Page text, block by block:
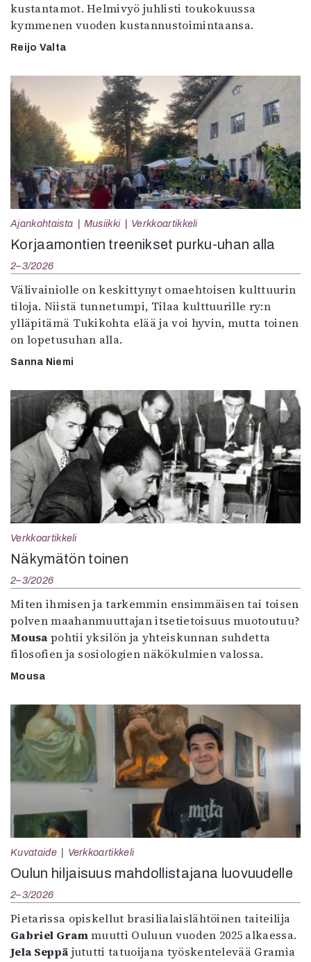
kustantamot. Helmivyö juhlisti toukokuussa
kymmenen vuoden kustannustoimintaansa.
Reijo Valta
Ajankohtaista Musiikki Verkkoartikkeli
Korjaamontien treenikset purku-uhan alla
2–3/2026
Välivainiolle on keskittynyt omaehtoisen kulttuurin
tiloja. Niistä tunnetumpi, Tilaa kulttuurille ry:n
ylläpitämä Tukikohta elää ja voi hyvin, mutta toinen
on lopetusuhan alla.
Sanna Niemi
Verkkoartikkeli
Näkymätön toinen
2–3/2026
Miten ihmisen ja tarkemmin ensimmäisen tai toisen
polven maahanmuuttajan itsetietoisuus muotoutuu?
Mousa pohtii yksilön ja yhteiskunnan suhdetta
filosofien ja sosiologien näkökulmien valossa.
Mousa
Kuvataide Verkkoartikkeli
Oulun hiljaisuus mahdollistajana luovuudelle
2–3/2026
Pietarissa opiskellut brasilialaislähtöinen taiteilija
Gabriel Grammuutti Ouluun vuoden 2025 alkaessa.
Jela Seppä jututti tatuoijana työskentelevää Gramia